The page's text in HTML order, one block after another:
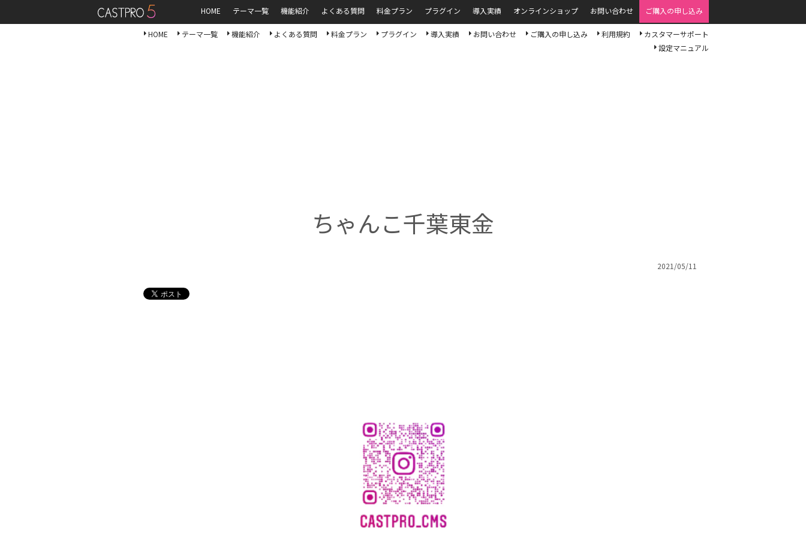
HOME テーマ一覧 機能紹介 よくある質問 料金プラン プラグイン 導入実績 オンラインショップ お問い合わせ ご購入の申し込み
HOME テーマ一覧 機能紹介 よくある質問 料金プラン プラグイン 導入実績 お問い合わせ ご購入の申し込み 利用規約
カスタマーサポート
設定マニュアル
ちゃんこ千葉東金
2021/05/11